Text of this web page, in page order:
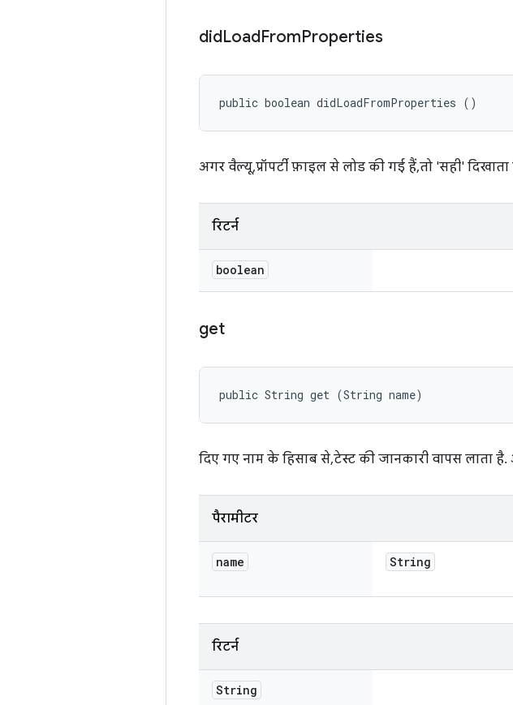
didLoadFromProperties
public boolean didLoadFromProperties ()
अगर वैल्यू, प्रॉपर्टी फ़ाइल से लोड की गई हैं, तो 'सही'
रिटर्न
boolean
get
public String get (String name)
दिए गए नाम के हिसाब से, टेस्ट की जानकारी वापस लाता है.
पैरामीटर
name String
रिटर्न
String